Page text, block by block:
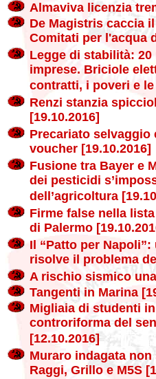
Almaviva licenzia
De Magistris caccia
Comitati per l'acqua
Legge di stabilità:
imprese. Briciole
contratti, i poveri e le
Renzi stanzia
[19.10.2016]
Precariato selvaggio
voucher [19.10.2016]
Fusione tra Bayer e
dei pesticidi
dell’agricoltura
Firme false nella
di Palermo
Il “Patto per
risolve il problema
A rischio sismico
Tangenti in Marina
Migliaia di studenti
controriforma del
[12.10.2016]
Muraro indagata
Raggi, Grillo e M5S